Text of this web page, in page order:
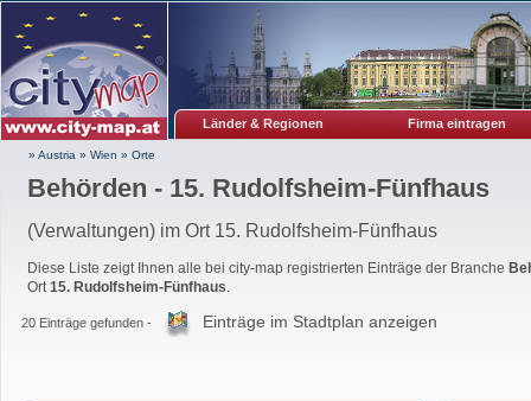
Länder & Regionen Firma eintragen
» Austria » Wien » Orte
Behörden - 15. Rudolfsheim-Fünfhaus
(Verwaltungen) im Ort 15. Rudolfsheim-Fünfhaus
Diese Liste zeigt Ihnen alle bei city-map registrierten Einträge der Branche
Ort15. Rudolfsheim-Fünfhaus.
20 Einträge gefunden - Einträge im Stadtplan anzeigen